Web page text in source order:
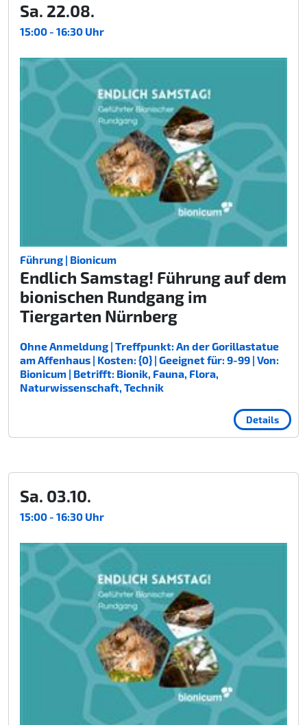
Sa. 22.08.
15:00 - 16:30 Uhr
Führung | Bionicum
Endlich Samstag! Führung auf dem
bionischen Rundgang im
Tiergarten Nürnberg
Ohne Anmeldung | Treffpunkt: An der Gorillastatue
am Affenhaus | Kosten: {0} | Geeignet für: 9-99 | Von:
Bionicum | Betrifft: Bionik, Fauna, Flora,
Naturwissenschaft, Technik
Details
Sa. 03.10.
15:00 - 16:30 Uhr